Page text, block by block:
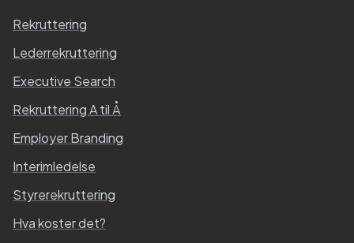
Rekruttering
Lederrekruttering
Executive Search
Rekruttering A til Å
Employer Branding
Interimledelse
Styrerekruttering
Hva koster det?